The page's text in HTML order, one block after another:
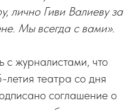
лично Гиви Валиеву за
Мы всегда с вами».
журналистами, что
театра со дня
соглашение о